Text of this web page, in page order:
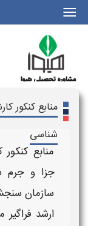
|||
منابع کنکور
شناسی
منابع کنکور
جزا و جرم
سازمان
ارشد فراگیر